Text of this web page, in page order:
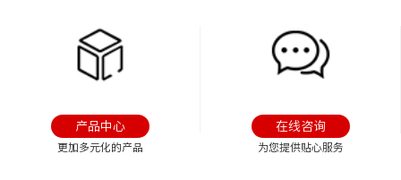
产品中心
更加多元化的产品
在线咨询
为您提供贴心服务